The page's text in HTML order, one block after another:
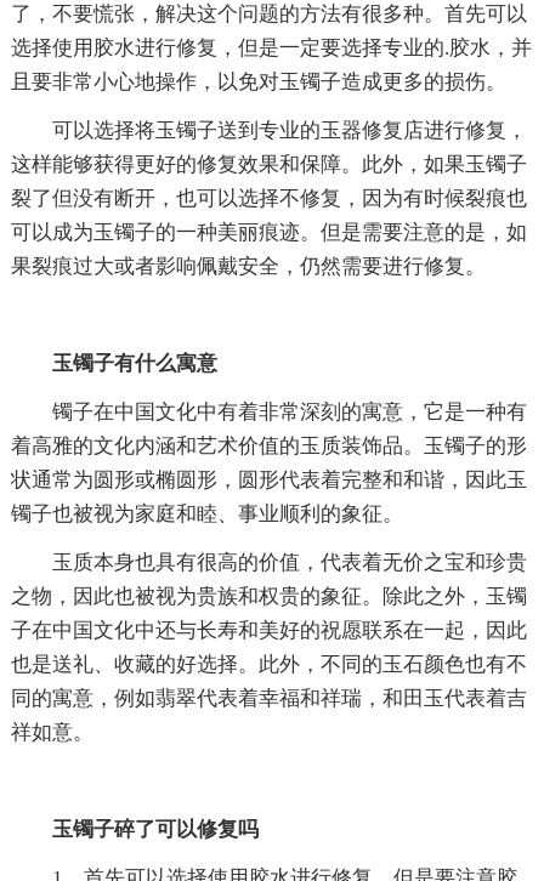
了，不要慌张，解决这个问题的方法有很多种。首先可以
选择使用胶水进行修复，但是一定要选择专业的.胶水，并
且要非常小心地操作，以免对玉镯子造成更多的损伤。
可以选择将玉镯子送到专业的玉器修复店进行修复，
这样能够获得更好的修复效果和保障。此外，如果玉镯子
裂了但没有断开，也可以选择不修复，因为有时候裂痕也
可以成为玉镯子的一种美丽痕迹。但是需要注意的是，如
果裂痕过大或者影响佩戴安全，仍然需要进行修复。
玉镯子有什么寓意
镯子在中国文化中有着非常深刻的寓意，它是一种有
着高雅的文化内涵和艺术价值的玉质装饰品。玉镯子的形
状通常为圆形或椭圆形，圆形代表着完整和和谐，因此玉
镯子也被视为家庭和睦、事业顺利的象征。
玉质本身也具有很高的价值，代表着无价之宝和珍贵
之物，因此也被视为贵族和权贵的象征。除此之外，玉镯
子在中国文化中还与长寿和美好的祝愿联系在一起，因此
也是送礼、收藏的好选择。此外，不同的玉石颜色也有不
同的寓意，例如翡翠代表着幸福和祥瑞，和田玉代表着吉
祥如意。
玉镯子碎了可以修复吗